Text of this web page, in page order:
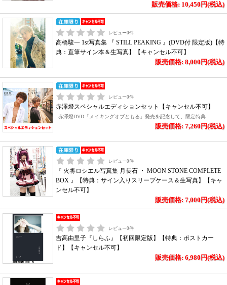
販売価格: 10,450円(税込)
レビュー0件
高橋駿一 1st写真集 『 STILL PEAKING 』(DVD付 限定版)【特
典：直筆サイン本＆生写真】【キャンセル不可】
販売価格: 8,000円(税込)
レビュー0件
赤澤燈スペシャルエディションセット【キャンセル不可】
赤澤燈DVD「メイキングオブともる」発売を記念して、限定特典..
販売価格: 7,260円(税込)
レビュー0件
『 火将ロシエル写真集 月長石 ・ MOON STONE COMPLETE
BOX 』【特典：サイン入りスリーブケース＆生写真】【キャ
ンセル不可】
販売価格: 7,000円(税込)
レビュー0件
吉高由里子『しらふ』【初回限定版】【特典：ポストカー
ド】【キャンセル不可】
販売価格: 6,980円(税込)